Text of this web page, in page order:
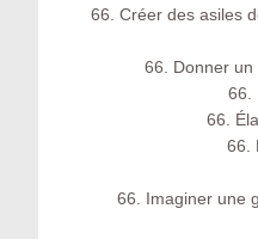
66. Créer des asiles
66. Donner
66.
66.
66.
66. Imaginer une